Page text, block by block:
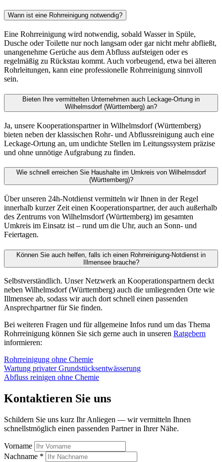
Wann ist eine Rohrreinigung notwendig?
Eine Rohrreinigung wird notwendig, sobald Wasser in Spüle,
Dusche oder Toilette nur noch langsam oder gar nicht mehr abfließt,
unangenehme Gerüche aus dem Abfluss aufsteigen oder es
regelmäßig zu Rückstau kommt. Auch vorbeugend, etwa bei älteren
Rohrleitungen, kann eine professionelle Rohrreinigung sinnvoll
sein.
Bieten Ihre vermittelten Unternehmen auch Leckage-Ortung in
Wilhelmsdorf (Württemberg) an?
Ja, unsere Kooperationspartner in Wilhelmsdorf (Württemberg)
bieten neben der klassischen Rohr- und Abflussreinigung auch eine
Leckage-Ortung an, um undichte Stellen im Leitungssystem präzise
und ohne unnötige Aufgrabung zu finden.
Wie schnell erreichen Sie Haushalte im Umkreis von Wilhelmsdorf
(Württemberg)?
Über unseren 24h-Notdienst vermitteln wir Ihnen in der Regel
innerhalb kurzer Zeit einen Kooperationspartner, der auch außerhalb
des Zentrums von Wilhelmsdorf (Württemberg) im gesamten
Umkreis im Einsatz ist – rund um die Uhr, auch an Sonn- und
Feiertagen.
Können Sie auch helfen, falls ich einen Rohrreinigung-Notdienst in
Illmensee brauche?
Selbstverständlich. Unser Netzwerk an Kooperationspartnern deckt
neben Wilhelmsdorf (Württemberg) auch die umliegenden Orte wie
Illmensee ab, sodass wir auch dort schnell einen passenden
Ansprechpartner für Sie finden.
Bei weiteren Fragen und für allgemeine Infos rund um das Thema
Rohrreinigung können Sie sich gerne auch in unseren Ratgebern
informieren:
Rohrreinigung ohne Chemie
Wartung privater Grundstücksentwässerung
Abfluss reinigen ohne Chemie
Kontaktieren Sie uns
Schildern Sie uns kurz Ihr Anliegen — wir vermitteln Ihnen
schnellstmöglich einen passenden Partner in Ihrer Nähe.
Vorname
Nachname *